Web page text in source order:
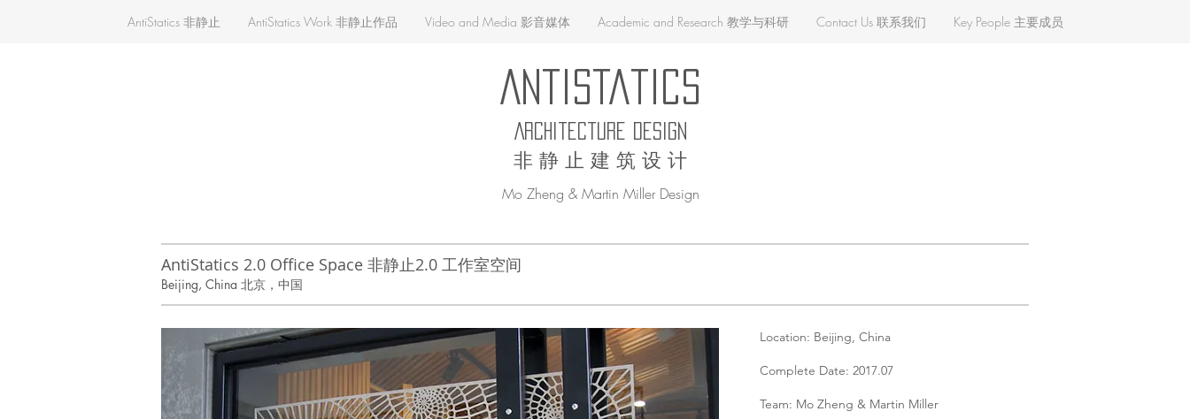
AntiStatics 非静止 AntiStatics Work 非静止作品 Video and Media 影音媒体 Academic and Research 教学与科研 Contact Us 联系我们 Key People 主要成员
AntiStatics
Architecture Design
非 静 止 建 筑 设 计
Mo Zheng & Martin Miller Design
AntiStatics 2.0 Office Space 非静止2.0 工作室空间
Beijing, China 北京，中国
Location: Beijing, China
Complete Date: 2017.07
Team: Mo Zheng & Martin Miller